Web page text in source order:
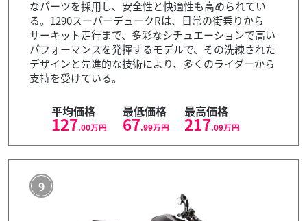
なパーツを採用し、安全性と快適性も高められてい
る。1290スーパーデュークRは、日常の街乗りから
サーキット走行まで、多彩なシチュエーションで高い
パフォーマンスを発揮するモデルで、その洗練された
デザインと先進的な技術により、多くのライダーから
支持を受けている。
平均価格
127.00万円
最低価格
67.99万円
最高価格
217.09万円
9